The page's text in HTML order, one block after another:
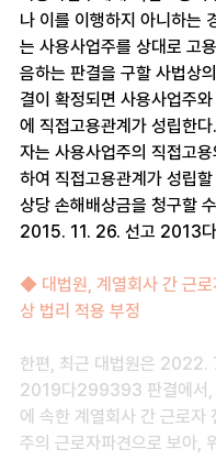
나 이를 이행하지 아니하는
는 사용사업주를 상대로 고
음하는 판결을 구할 사법상
결이 확정되면 사용사업주와
에 직접고용관계가 성립한
자는 사용사업주의 직접고
하여 직접고용관계가 성립
상당 손해배상금을 청구할
2015. 11. 26. 선고 2013
◆ 대법원, 계열회사 간 근로
상 법리 적용 부정
한편, 최근 대법원은 2022.
2019다299393 판결에서,
에 속한 계열회사 간 근로자
주의 근로자파견으로 보아,